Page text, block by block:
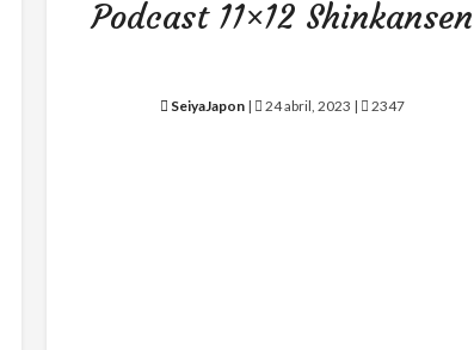
Podcast 11×12 Shinkansen
SeiyaJapon| 24 abril, 2023 | 2347